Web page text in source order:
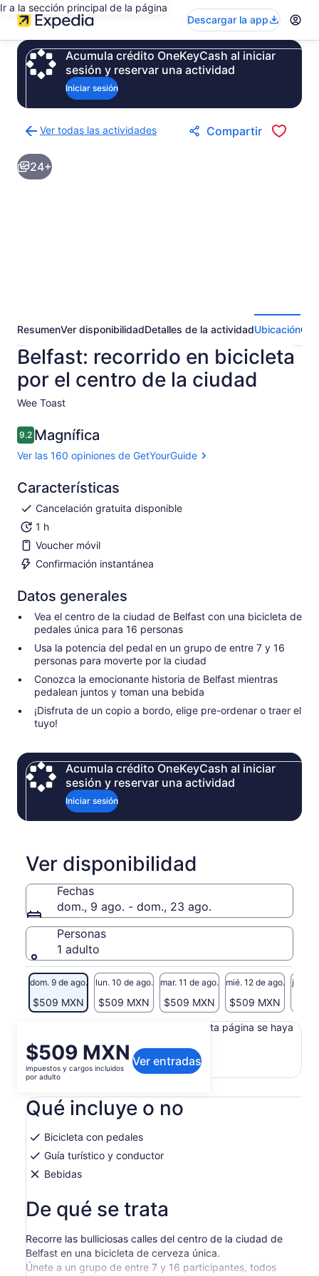
Ir a la sección principal de la página
Descargar la app
Acumula crédito OneKeyCash al iniciar
sesión y reservar una actividad
Iniciar sesión
Ver todas las actividades
a
la
página
Compartir
24+
ResumenVer disponibilidadDetalles de la actividadUbicación
Belfast: recorrido en bicicleta
por el centro de la ciudad
Wee Toast ​
9.29.2 de 10
Magnífica
Ver las 160 opiniones de GetYourGuide
Características
Cancelación gratuita disponible
1 h
Voucher móvil
Confirmación instantánea
Datos generales
Vea el centro de la ciudad de Belfast con una bicicleta de
pedales única para 16 personas
Usa la potencia del pedal en un grupo de entre 7 y 16
personas para moverte por la ciudad
Conozca la emocionante historia de Belfast mientras
pedalean juntos y toman una bebida
¡Disfruta de un copio a bordo, elige pre-ordenar o traer el
tuyo!
Acumula crédito OneKeyCash al iniciar
sesión y reservar una actividad
Iniciar sesión
Ver disponibilidad
Fechas
dom., 9 ago. - dom., 23 ago.
Personas
1 adulto
dom. 9 de ago.
$509 MXN
lun. 10 de ago.
$509 MXN
mar. 11 de ago.
$509 MXN
mié. 12 de ago.
$509 MXN
jue.
El
precio
es
$509 MXN.
por
adulto
$509 MXN
impuestos y cargos incluidos
por adulto
Ver entradas
Es posible que el contenido de esta página se haya
Ver texto original (en inglés)
Opinar sobre esta traducciónSe
en
Qué incluye o no
Bicicleta con pedales
Guía turístico y conductor
Bebidas
De qué se trata
Recorre las bulliciosas calles del centro de la ciudad de
Belfast en una bicicleta de cerveza única.
Únete a un grupo de entre 7 y 16 participantes, todos